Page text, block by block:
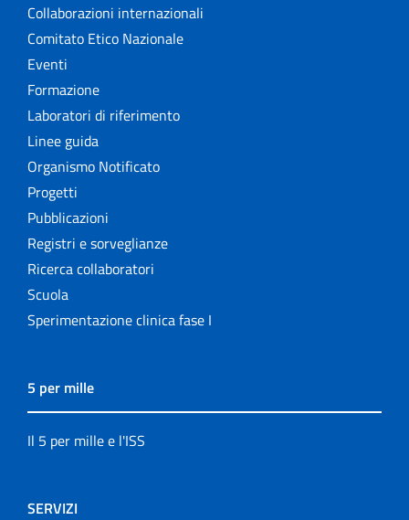
Collaborazioni internazionali
Comitato Etico Nazionale
Eventi
Formazione
Laboratori di riferimento
Linee guida
Organismo Notificato
Progetti
Pubblicazioni
Registri e sorveglianze
Ricerca collaboratori
Scuola
Sperimentazione clinica fase I
5 per mille
Il 5 per mille e l'ISS
SERVIZI